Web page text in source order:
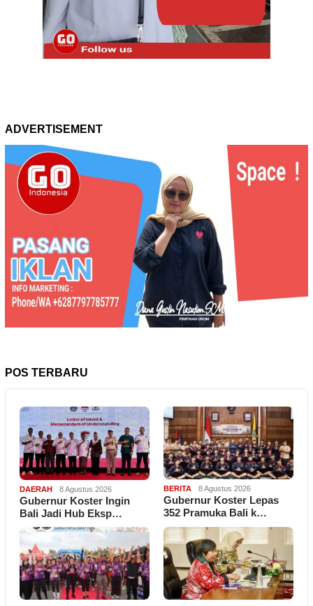
ADVERTISEMENT
POS TERBARU
DAERAH 8 Agustus 2026
Gubernur Koster Ingin
Bali Jadi Hub Eksp…
BERITA 8 Agustus 2026
Gubernur Koster Lepas
352 Pramuka Bali k…